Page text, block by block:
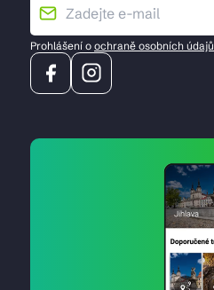
Prohlášení o ochraně osobních údajů